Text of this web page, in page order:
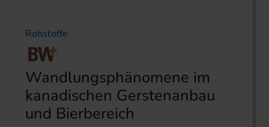
Rohstoffe
Wandlungsphänomene im
kanadischen Gerstenanbau
und Bierbereich